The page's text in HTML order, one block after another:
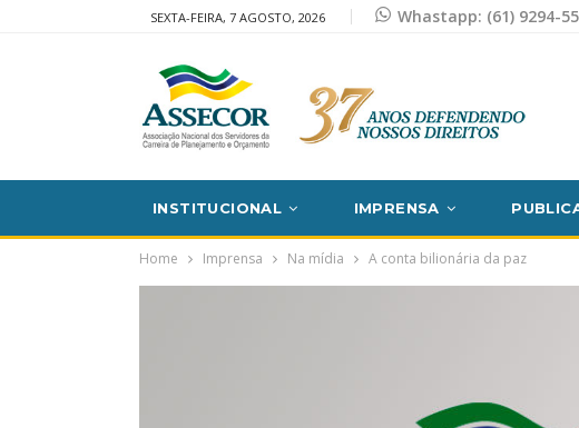
SEXTA-FEIRA, 7 AGOSTO, 2026 Whastapp: (61) 9294-
INSTITUCIONAL IMPRENSA
Home Imprensa Na mídia A conta bilionária da paz